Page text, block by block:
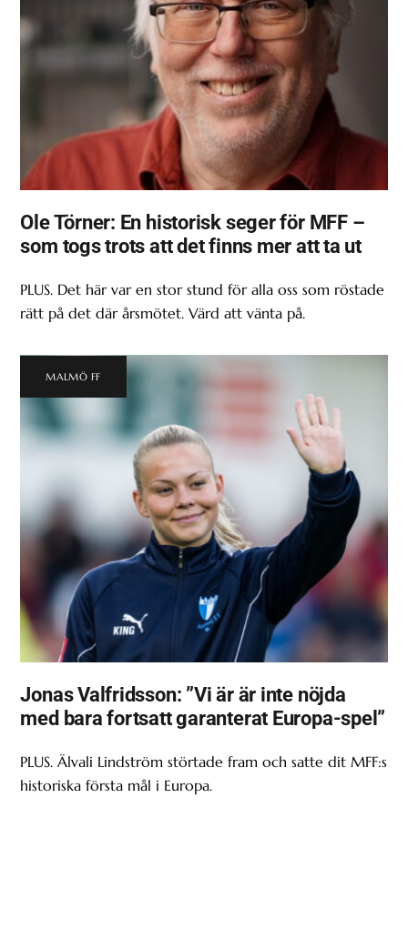
Ole Törner: En historisk seger för MFF –
som togs trots att det finns mer att ta ut
PLUS. Det här var en stor stund för alla oss som röstade
rätt på det där årsmötet. Värd att vänta på.
MALMÖ FF
Jonas Valfridsson: ”Vi är är inte nöjda
med bara fortsatt garanterat Europa-spel”
PLUS. Älvali Lindström störtade fram och satte dit MFF:s
historiska första mål i Europa.